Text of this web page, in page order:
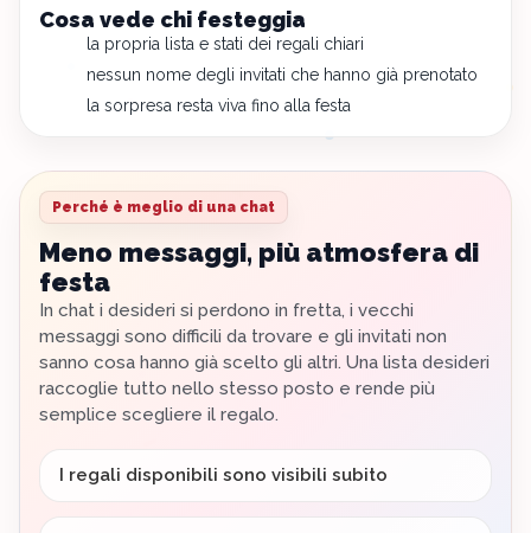
Cosa vede chi festeggia
la propria lista e stati dei regali chiari
nessun nome degli invitati che hanno già prenotato
la sorpresa resta viva fino alla festa
Perché è meglio di una chat
Meno messaggi, più atmosfera di
festa
In chat i desideri si perdono in fretta, i vecchi
messaggi sono difficili da trovare e gli invitati non
sanno cosa hanno già scelto gli altri. Una lista desideri
raccoglie tutto nello stesso posto e rende più
semplice scegliere il regalo.
I regali disponibili sono visibili subito